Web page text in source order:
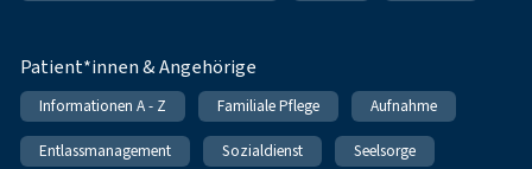
Patient*innen & Angehörige
Informationen A - Z Familiale Pflege Aufnahme
Entlassmanagement Sozialdienst Seelsorge